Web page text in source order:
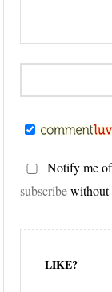
Notify me
subscribewithout
LIKE?